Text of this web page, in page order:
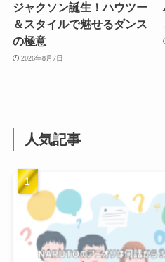
ジャクソン誕生！ハウツー
＆スタイルで魅せるダンス
の極意
2026年8月7日
人気記事